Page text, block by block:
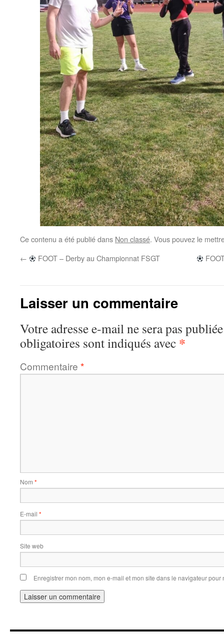
Ce contenu a été publié dans Non classé. Vous pouvez le
←
FOOT – Derby au Championnat FSGT
Laisser un commentaire
Votre adresse e-mail ne sera pas
obligatoires sont indiqués avec *
Commentaire *
Nom *
E-mail *
Site web
Enregistrer mon nom, mon e-mail et mon site dans le navigateur